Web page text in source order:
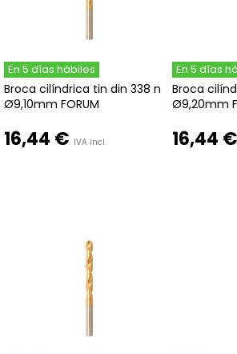
En 5 días hábiles
Broca cilíndrica tin din 338 n
Ø9,10mm FORUM
16,44 € IVA incl.
En 5 días
Broca
Ø9,20mm
16,44 €